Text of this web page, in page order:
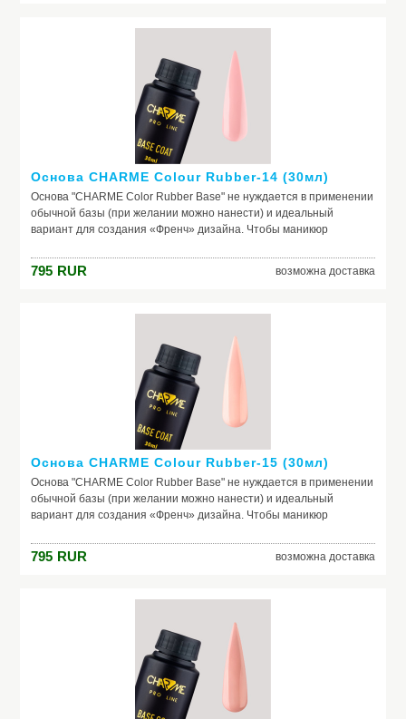
красящих веществ, поможет добиться по-настоящему добротного
красите ногти самостоятельно, основа – ваш самый главный
Основа CHARME Colour Rubber-14 (30мл)
Основа "CHARME Color Rubber Base" не нуждается в применении
обычной базы (при желании можно нанести) и идеальный
вариант для создания «Френч» дизайна. Чтобы маникюр
лака и ногтевой пластины. Базовое покрытие выравнивает
природный тон, маскирует неровности ногтя и его естественное
красящих веществ, поможет добиться по-настоящему добротного
красите ногти самостоятельно, основа – ваш самый главный
795 RUR возможна доставка
Основа CHARME Colour Rubber-15 (30мл)
Основа "CHARME Color Rubber Base" не нуждается в применении
обычной базы (при желании можно нанести) и идеальный
вариант для создания «Френч» дизайна. Чтобы маникюр
лака и ногтевой пластины. Базовое покрытие выравнивает
природный тон, маскирует неровности ногтя и его естественное
красящих веществ, поможет добиться по-настоящему добротного
красите ногти самостоятельно, основа – ваш самый главный
795 RUR возможна доставка